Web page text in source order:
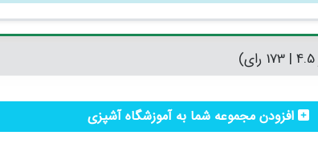
افزودن مجموعه شما به آموزشگاه آشپزی